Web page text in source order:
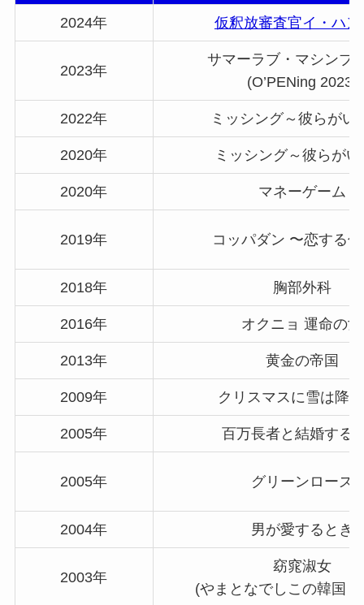
2024年 仮釈放審査官イ・ハン
2023年
サマーラブ・マシンブ
(O’PENing 2023)
2022年 ミッシング～彼らがい
2020年 ミッシング～彼らが
2020年 マネーゲーム
2019年 コッパダン 〜恋する
2018年 胸部外科
2016年 オクニョ 運命の女
2013年 黄金の帝国
2009年 クリスマスに雪は降
2005年 百万長者と結婚する
2005年 グリーンローズ
2004年 男が愛するとき
2003年
窈窕淑女
(やまとなでしこの韓国